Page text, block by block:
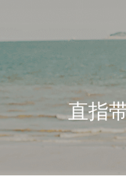
直指